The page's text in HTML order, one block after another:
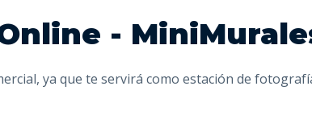
-
ya que te servirá como estación de